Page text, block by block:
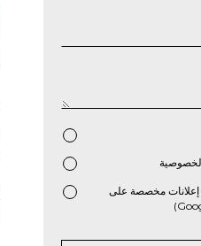
إعلانات مخصصة على